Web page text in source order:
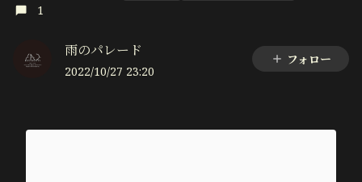
1
雨のパレード
2022/10/27 23:20
フォロー